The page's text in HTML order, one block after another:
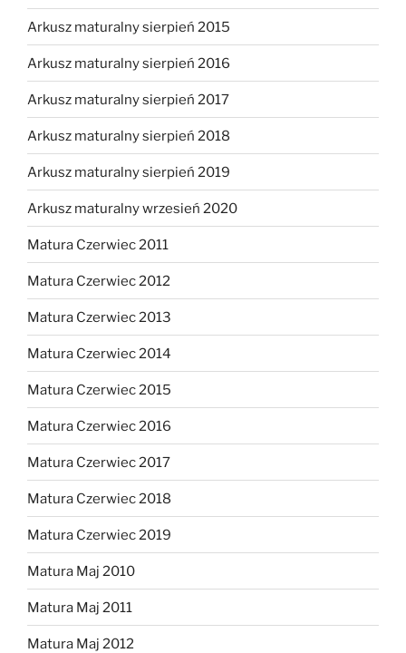
Arkusz maturalny sierpień 2015
Arkusz maturalny sierpień 2016
Arkusz maturalny sierpień 2017
Arkusz maturalny sierpień 2018
Arkusz maturalny sierpień 2019
Arkusz maturalny wrzesień 2020
Matura Czerwiec 2011
Matura Czerwiec 2012
Matura Czerwiec 2013
Matura Czerwiec 2014
Matura Czerwiec 2015
Matura Czerwiec 2016
Matura Czerwiec 2017
Matura Czerwiec 2018
Matura Czerwiec 2019
Matura Maj 2010
Matura Maj 2011
Matura Maj 2012